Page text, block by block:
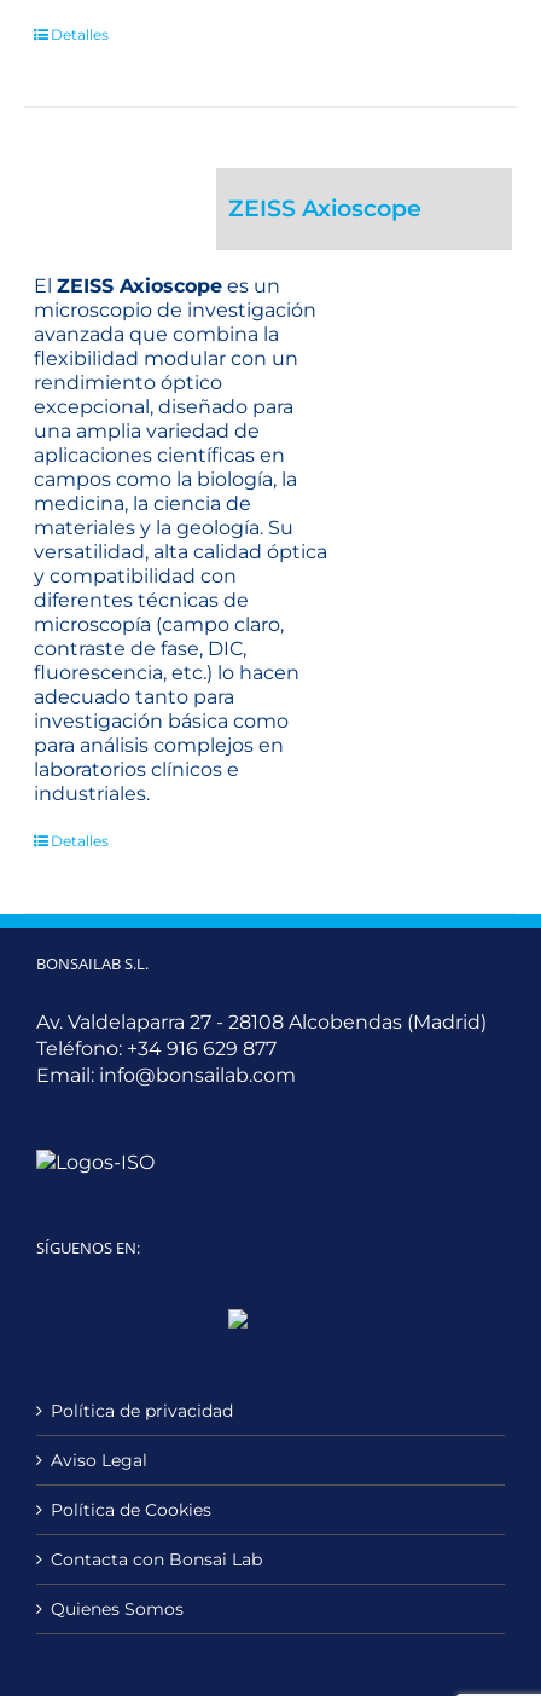
Detalles
ZEISS Axioscope
ElZEISS Axioscope es un
microscopio de investigación
avanzada que combina la
flexibilidad modular con un
rendimiento óptico
excepcional, diseñado para
una amplia variedad de
aplicaciones científicas en
campos como la biología, la
medicina, la ciencia de
materiales y la geología. Su
versatilidad, alta calidad óptica
y compatibilidad con
diferentes técnicas de
microscopía (campo claro,
contraste de fase, DIC,
fluorescencia, etc.) lo hacen
adecuado tanto para
investigación básica como
para análisis complejos en
laboratorios clínicos e
industriales.
Detalles
BONSAILAB S.L.
Av. Valdelaparra 27 - 28108 Alcobendas (Madrid)
Teléfono: +34 916 629 877
Email: info@bonsailab.com
SÍGUENOS EN:
LinkedInYouTube
Política de privacidad
Aviso Legal
Política de Cookies
Contacta con Bonsai Lab
Quienes Somos